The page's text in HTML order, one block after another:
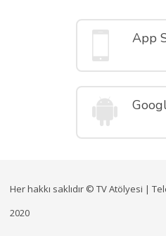
App
Her hakkı saklıdır © TV Atölyesi |
2020